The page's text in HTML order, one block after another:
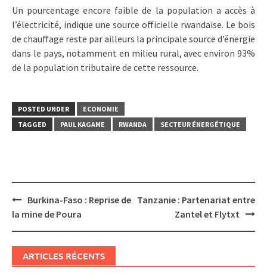
Un pourcentage encore faible de la population a accès à
l’électricité, indique une source officielle rwandaise. Le bois
de chauffage reste par ailleurs la principale source d’énergie
dans le pays, notamment en milieu rural, avec environ 93%
de la population tributaire de cette ressource.
POSTED UNDER
ECONOMIE
TAGGED
PAUL KAGAME RWANDA SECTEUR ÉNERGÉTIQUE
Post
navigation
Burkina-Faso : Reprise de
la mine de Poura
Tanzanie : Partenariat entre
Zantel et Flytxt
ARTICLES RÉCENTS